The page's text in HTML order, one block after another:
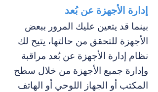
إدارة الأجهزة عن بُعد
بينما قد يتعين عليك المرور ببعض
الأجهزة للتحقق من حالتها، يتيح لك
نظام إدارة الأجهزة عن بُعد مراقبة
وإدارة جميع الأجهزة من خلال سطح
المكتب أو الجهاز اللوحي أو الهاتف